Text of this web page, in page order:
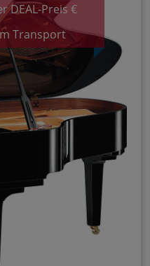
DEAL-Preis €
Transport